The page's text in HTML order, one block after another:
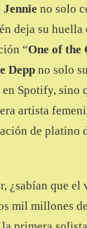
Jennie no solo
deja su huella
“One of the
Depp no solo
Spotify, sino
artista
de platino
¿sabían que el
mil millones